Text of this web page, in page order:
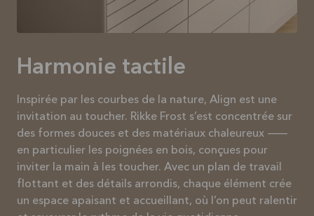
Harmonie tactile
Inspirée par les courbes de la nature, Align est une
invitation au toucher. Rikke Frost s’est concentrée sur
des formes douces et des matériaux chaleureux —
en particulier les poignées en bois, conçues pour
inviter la main à les toucher. Avec un plan de travail
flottant et des détails arrondis, chaque élément crée
un espace apaisant et accueillant, où l’on peut ralentir